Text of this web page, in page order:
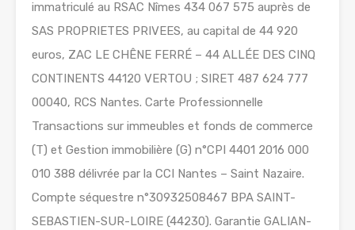
immatriculé au RSAC Nîmes 434 067 575 auprès de
SAS PROPRIETES PRIVEES, au capital de 44 920
euros, ZAC LE CHÊNE FERRÉ – 44 ALLÉE DES CINQ
CONTINENTS 44120 VERTOU ; SIRET 487 624 777
00040, RCS Nantes. Carte Professionnelle
Transactions sur immeubles et fonds de commerce
(T) et Gestion immobilière (G) n°CPI 4401 2016 000
010 388 délivrée par la CCI Nantes – Saint Nazaire.
Compte séquestre n°30932508467 BPA SAINT-
SEBASTIEN-SUR-LOIRE (44230). Garantie GALIAN-